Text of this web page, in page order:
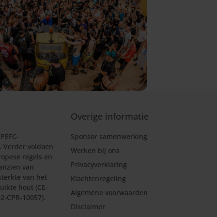
Verder voldoen
regels en
van
van het
hout (CE-
CPR-10057).
Overige informatie
Sponsor samenwerking
Werken bij ons
Privacyverklaring
Klachtenregeling
Algemene voorwaarden
Disclaimer